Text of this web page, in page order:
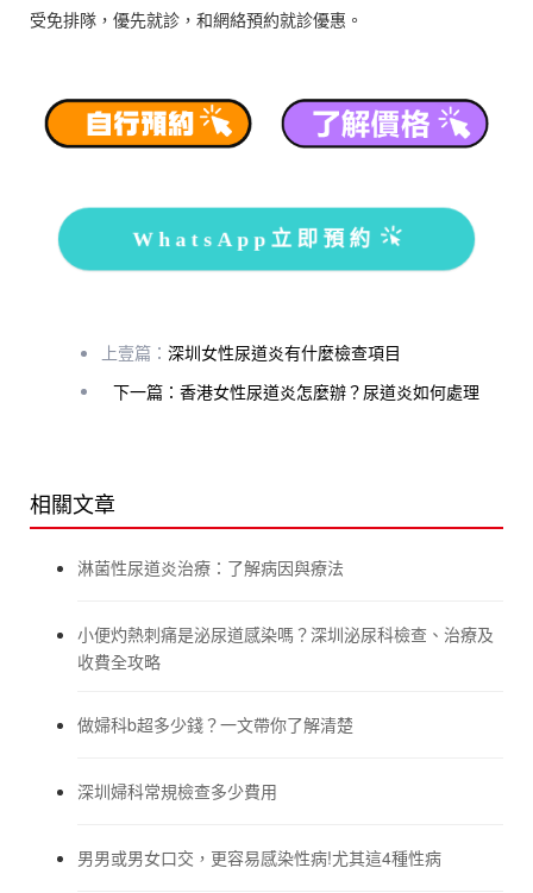
受免排隊，優先就診，和網絡預約就診優惠。
WhatsApp立即預約
上壹篇： 深圳女性尿道炎有什麼檢查項目
下一篇：香港女性尿道炎怎麼辦？尿道炎如何處理
相關文章
淋菌性尿道炎治療：了解病因與療法
小便灼熱刺痛是泌尿道感染嗎？深圳泌尿科檢查、治療及
收費全攻略
做婦科b超多少錢？一文帶你了解清楚
深圳婦科常規檢查多少費用
男男或男女口交，更容易感染性病!尤其這4種性病